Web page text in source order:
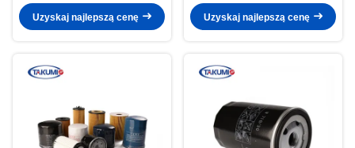
Uzyskaj najlepszą cenę
Uzyskaj najlepszą cenę